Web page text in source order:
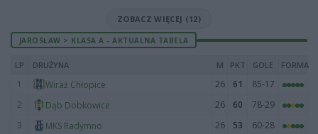
ZOBACZ WIĘCEJ (12)
JAROSŁAW > KLASA A - AKTUALNA TABELA
LP DRUŻYNA M PKT GOLE FORMA
1 Wiraż Chłopice 26 61
85-17
2
Dąb Dobkowice 26 60
78-29
3
MKS Radymno 26 53
60-28